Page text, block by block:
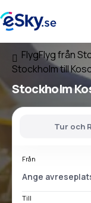
FlygFlyg från
Stockholm till
Stockholm
Tur och
Från
Till